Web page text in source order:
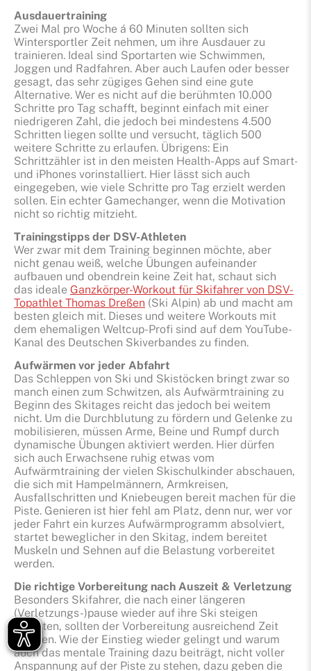
Ausdauertraining
Zwei Mal pro Woche á 60 Minuten sollten sich
Wintersportler Zeit nehmen, um ihre Ausdauer zu
trainieren. Ideal sind Sportarten wie Schwimmen,
Joggen und Radfahren. Aber auch Laufen oder besser
gesagt, das sehr zügiges Gehen sind eine gute
Alternative. Wer es nicht auf die berühmten 10.000
Schritte pro Tag schafft, beginnt einfach mit einer
niedrigeren Zahl, die jedoch bei mindestens 4.500
Schritten liegen sollte und versucht, täglich 500
weitere Schritte zu erlaufen. Übrigens: Ein
Schrittzähler ist in den meisten Health-Apps auf Smart-
und iPhones vorinstalliert. Hier lässt sich auch
eingegeben, wie viele Schritte pro Tag erzielt werden
sollen. Ein echter Gamechanger, wenn die Motivation
nicht so richtig mitzieht.
Trainingstipps der DSV-Athleten
Wer zwar mit dem Training beginnen möchte, aber
nicht genau weiß, welche Übungen aufeinander
aufbauen und obendrein keine Zeit hat, schaut sich
das ideale Ganzkörper-Workout für Skifahrer von DSV-
Topathlet Thomas Dreßen (Ski Alpin) ab und macht am
besten gleich mit. Dieses und weitere Workouts mit
dem ehemaligen Weltcup-Profi sind auf dem YouTube-
Kanal des Deutschen Skiverbandes zu finden.
Aufwärmen vor jeder Abfahrt
Das Schleppen von Ski und Skistöcken bringt zwar so
manch einen zum Schwitzen, als Aufwärmtraining zu
Beginn des Skitages reicht das jedoch bei weitem
nicht. Um die Durchblutung zu fördern und Gelenke zu
mobilisieren, müssen Arme, Beine und Rumpf durch
dynamische Übungen aktiviert werden. Hier dürfen
sich auch Erwachsene ruhig etwas vom
Aufwärmtraining der vielen Skischulkinder abschauen,
die sich mit Hampelmännern, Armkreisen,
Ausfallschritten und Kniebeugen bereit machen für die
Piste. Genieren ist hier fehl am Platz, denn nur, wer vor
jeder Fahrt ein kurzes Aufwärmprogramm absolviert,
startet beweglicher in den Skitag, indem bereitet
Muskeln und Sehnen auf die Belastung vorbereitet
werden.
Die richtige Vorbereitung nach Auszeit & Verletzung
Besonders Skifahrer, die nach einer längeren
(Verletzungs-)pause wieder auf ihre Ski steigen
möchten, sollten der Vorbereitung ausreichend Zeit
widmen. Wie der Einstieg wieder gelingt und warum
auch das mentale Training dazu beiträgt, nicht voller
Anspannung auf der Piste zu stehen, dazu geben die